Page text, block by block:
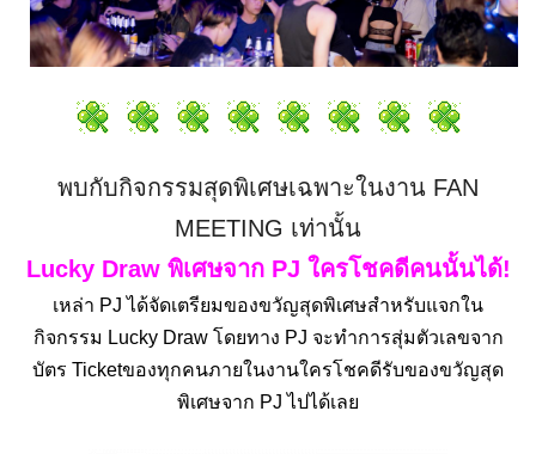
พบกับกิจกรรมสุดพิเศษเฉพาะในงาน FAN
MEETING เท่านั้น
Lucky Draw พิเศษจาก PJ ใครโชคดีคนนั้นได้!
เหล่า PJ ได้จัดเตรียมของขวัญสุดพิเศษสำหรับแจกใน
กิจกรรม Lucky Draw โดยทาง PJ จะทำการสุ่มตัวเลขจาก
บัตร Ticketของทุกคนภายในงานใครโชคดีรับของขวัญสุด
พิเศษจาก PJ ไปได้เลย